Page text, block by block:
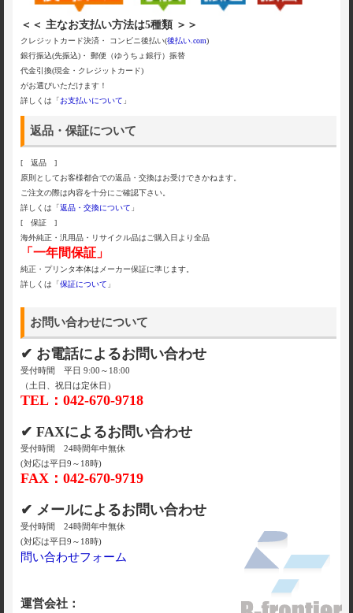
＜＜ 主なお支払い方法は5種類 ＞＞
クレジットカード決済・ コンビニ後払い(後払い.com)
銀行振込(先振込)・ 郵便（ゆうちょ銀行）振替
代金引換(現金・クレジットカード)
がお選びいただけます！
詳しくは「 お支払いについて 」
返品・保証について
[ 返品 ]
原則としてお客様都合での返品・交換はお受けできかねます。
ご注文の際は内容を十分にご確認下さい。
詳しくは「 返品・交換について 」
[ 保証 ]
海外純正・汎用品・リサイクル品はご購入日より全品
「一年間保証」
純正・プリンタ本体はメーカー保証に準じます。
詳しくは「 保証について 」
お問い合わせについて
✔ お電話によるお問い合わせ
受付時間 平日 9:00～18:00
（土日、祝日は定休日）
TEL：042-670-9718
✔ FAXによるお問い合わせ
受付時間 24時間年中無休
(対応は平日9～18時)
FAX：042-670-9719
✔ メールによるお問い合わせ
受付時間 24時間年中無休
(対応は平日9～18時)
問い合わせフォーム
運営会社：